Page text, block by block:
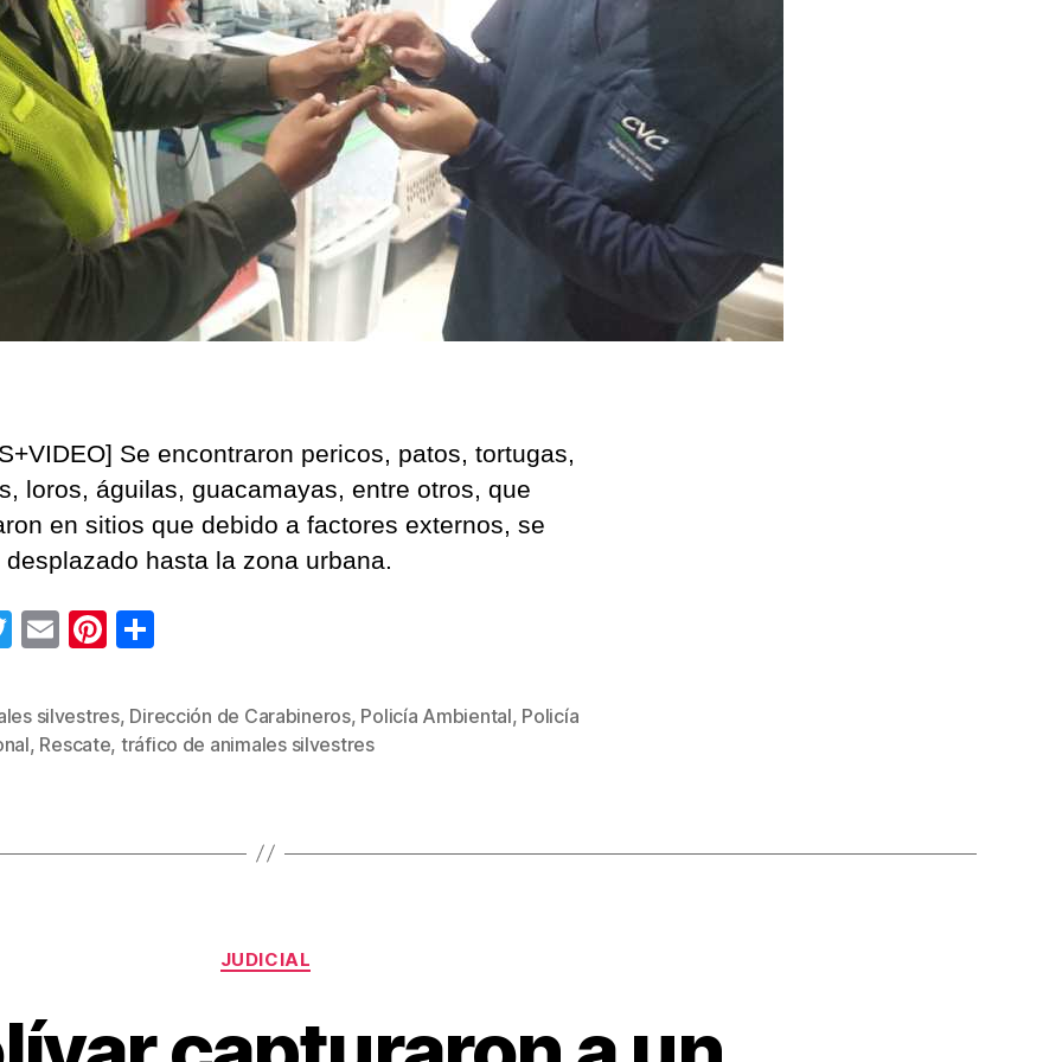
Se encontraron pericos, patos, tortugas,
loros, águilas, guacamayas, entre otros, que
en sitios que debido a factores externos, se
desplazado hasta la zona urbana.
T
tt
er
E
ail
Pi
er
e
m
p
silvestres, Dirección de Carabineros, Policía Ambiental, Policía
, Rescate, tráfico de animales silvestres
Categorías
JUDICIAL